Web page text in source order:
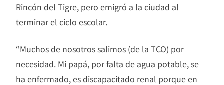
Rincón del Tigre, pero emigró a la ciudad al
terminar el ciclo escolar.
“Muchos de nosotros salimos (de la TCO) por
necesidad. Mi papá, por falta de agua potable, se
ha enfermado, es discapacitado renal porque en